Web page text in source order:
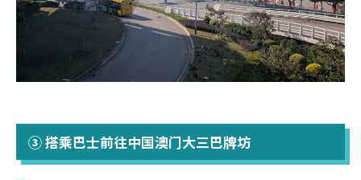
③ 搭乘巴士前往中国澳门大三巴牌坊